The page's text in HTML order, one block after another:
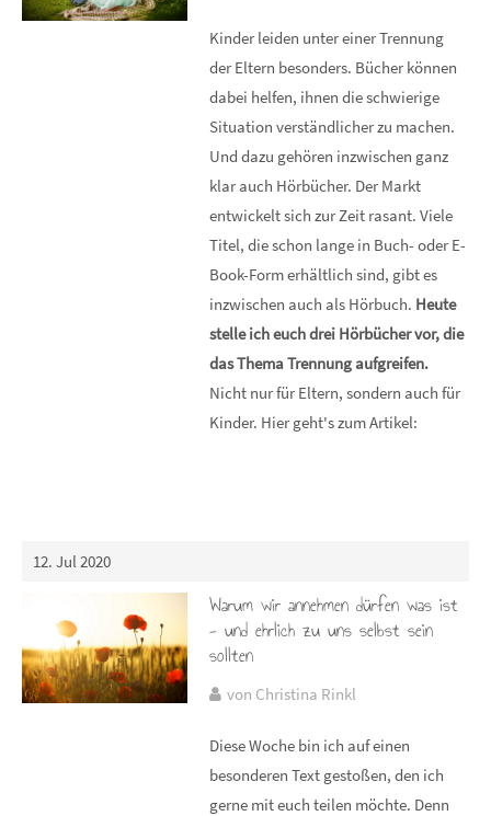
Kinder leiden unter einer Trennung
der Eltern besonders. Bücher können
dabei helfen, ihnen die schwierige
Situation verständlicher zu machen.
Und dazu gehören inzwischen ganz
klar auch Hörbücher. Der Markt
entwickelt sich zur Zeit rasant. Viele
Titel, die schon lange in Buch- oder E-
Book-Form erhältlich sind, gibt es
inzwischen auch als Hörbuch. Heute
stelle ich euch drei Hörbücher vor, die
das Thema Trennung aufgreifen.
Nicht nur für Eltern, sondern auch für
Kinder. Hier geht's zum Artikel:
12. Jul 2020
Warum wir annehmen dürfen was ist
- und ehrlich zu uns selbst sein
sollten
von Christina Rinkl
Diese Woche bin ich auf einen
besonderen Text gestoßen, den ich
gerne mit euch teilen möchte. Denn